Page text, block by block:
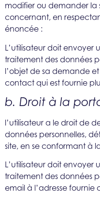
modifier ou demander la
concernant, en
énoncée :
L’utilisateur doit envoyer
traitement des données
l’objet de sa demande
contact qui est fournie
b. Droit à la
l’utilisateur a le droit de
données personnelles,
site, en se conformant à
L’utilisateur doit envoyer
traitement des données
email à l’adresse fournie